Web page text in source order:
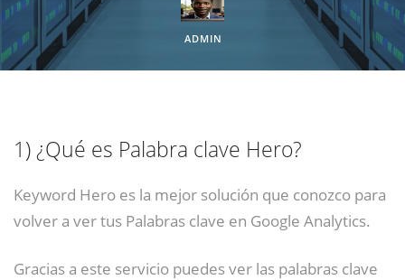
ADMIN
1)¿Qué es Palabra clave Hero?
Keyword Hero es la mejor solución que conozco para
volver a ver tus Palabras clave en Google Analytics.
Gracias a este servicio puedes ver las palabras clave